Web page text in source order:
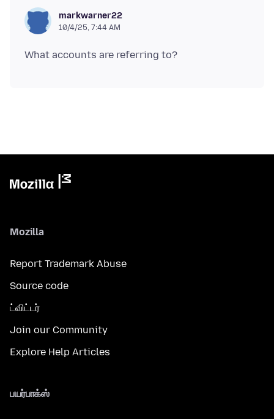
markwarner22
10/4/25, 7:44 AM
Mozilla
Report Trademark Abuse
Source code
ட்விட்டர்
Join our Community
Explore Help Articles
பயர்பாக்ஸ்